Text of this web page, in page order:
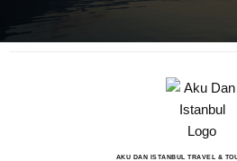
AKU DAN ISTANBUL TRAVEL &